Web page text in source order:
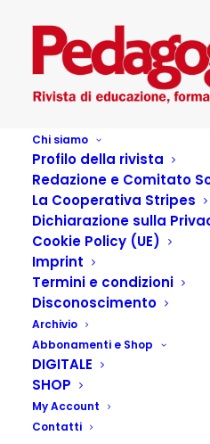
Chi siamo
Profilo della rivista
Redazione e Comitato
La Cooperativa Stripes
Dichiarazione sulla
Cookie Policy (UE)
Imprint
Termini e condizioni
Disconoscimento
Archivio
Abbonamenti e Shop
DIGITALE
SHOP
My Account
Contatti
d’infanzia
Articoli
Un libro cos’è